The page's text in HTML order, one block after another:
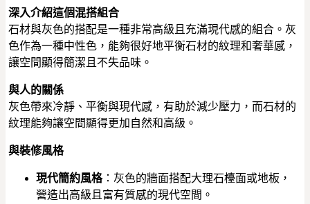
深入介紹這個混搭組合
石材與灰色的搭配是一種非常高級且充滿現代感的組合。灰
色作為一種中性色，能夠很好地平衡石材的紋理和奢華感，
讓空間顯得簡潔且不失品味。
與人的關係
灰色帶來冷靜、平衡與現代感，有助於減少壓力，而石材的
紋理能夠讓空間顯得更加自然和高級。
與裝修風格
現代簡約風格：灰色的牆面搭配大理石檯面或地板，
營造出高級且富有質感的現代空間。